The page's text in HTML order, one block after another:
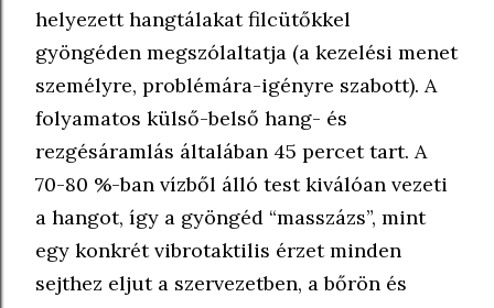
helyezett hangtálakat filcütőkkel
gyöngéden megszólaltatja (a kezelési menet
személyre, problémára-igényre szabott). A
folyamatos külső-belső hang- és
rezgésáramlás általában 45 percet tart. A
70-80 %-ban vízből álló test kiválóan vezeti
a hangot, így a gyöngéd “masszázs”, mint
egy konkrét vibrotaktilis érzet minden
sejthez eljut a szervezetben, a bőrön és